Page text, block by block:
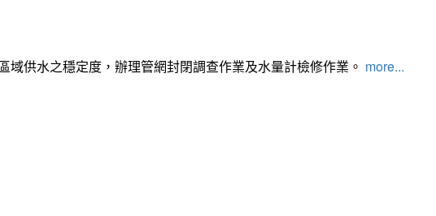
域供水之穩定度，辦理管網封閉調查作業及水量計檢修作業。 more...